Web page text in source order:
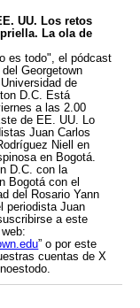
UU. Los retos
La ola de
es todo", el pódcast
Georgetown
de
D.C. Está
a las 2.00
de EE. UU. Lo
Juan Carlos
Niell en
en Bogotá.
D.C. con la
Bogotá con el
del Rosario Yann
periodista Juan
a este
” o por este
cuentas de X